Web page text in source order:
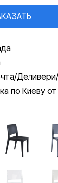
по Киеву